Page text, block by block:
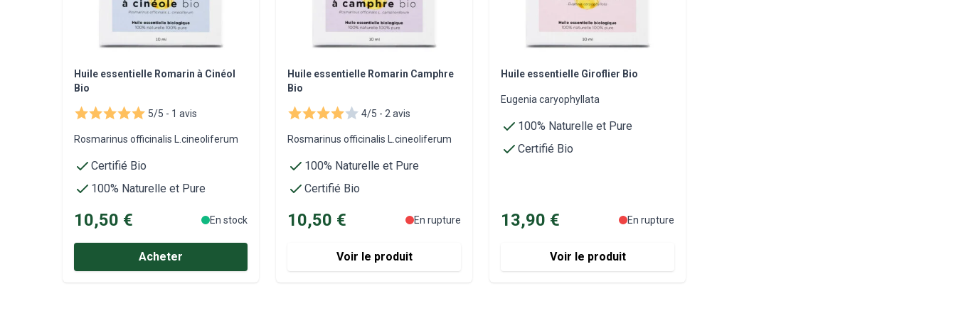
Huile essentielle Romarin à Cinéol
Bio
5/5 - 1 avis
Rosmarinus officinalis L.cineoliferum
Certifié Bio
100% Naturelle et Pure
10,50 € En stock
Acheter
Huile essentielle Romarin Camphre
Bio
4/5 - 2 avis
Rosmarinus officinalis L.cineoliferum
100% Naturelle et Pure
Certifié Bio
10,50 € En rupture
Voir le produit
Huile essentielle Giroflier Bio
Eugenia caryophyllata
100% Naturelle et Pure
Certifié Bio
13,90 € En rupture
Voir le produit